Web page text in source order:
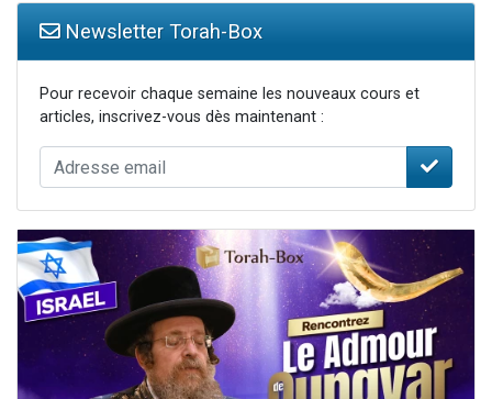
Newsletter Torah-Box
Pour recevoir chaque semaine les nouveaux cours et
articles, inscrivez-vous dès maintenant :